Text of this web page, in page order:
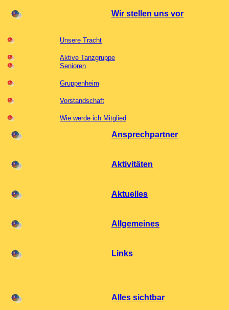
Wir stellen uns vor
Unsere Tracht
Aktive Tanzgruppe
Senioren
Gruppenheim
Vorstandschaft
Wie werde ich Mitglied
Ansprechpartner
Aktivitäten
Aktuelles
Allgemeines
Links
Alles sichtbar